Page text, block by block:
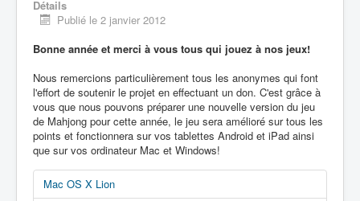
Détails
Publié le 2 janvier 2012
Bonne année et merci à vous tous qui jouez à nos jeux!
Nous remercions particulièrement tous les anonymes qui font
l'effort de soutenir le projet en effectuant un don. C'est grâce à
vous que nous pouvons préparer une nouvelle version du jeu
de Mahjong pour cette année, le jeu sera amélioré sur tous les
points et fonctionnera sur vos tablettes Android et iPad ainsi
que sur vos ordinateur Mac et Windows!
Mac OS X Lion